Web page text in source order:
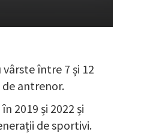
între 7 și 12
de antrenor.
2019 și 2022 și
de sportivi.